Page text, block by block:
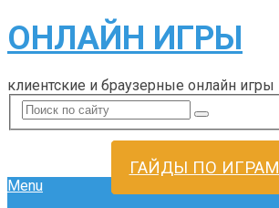
ОНЛАЙН ИГРЫ
клиентские и браузерные онлайн игры
ГАЙДЫ ПО ИГРАМ
Menu